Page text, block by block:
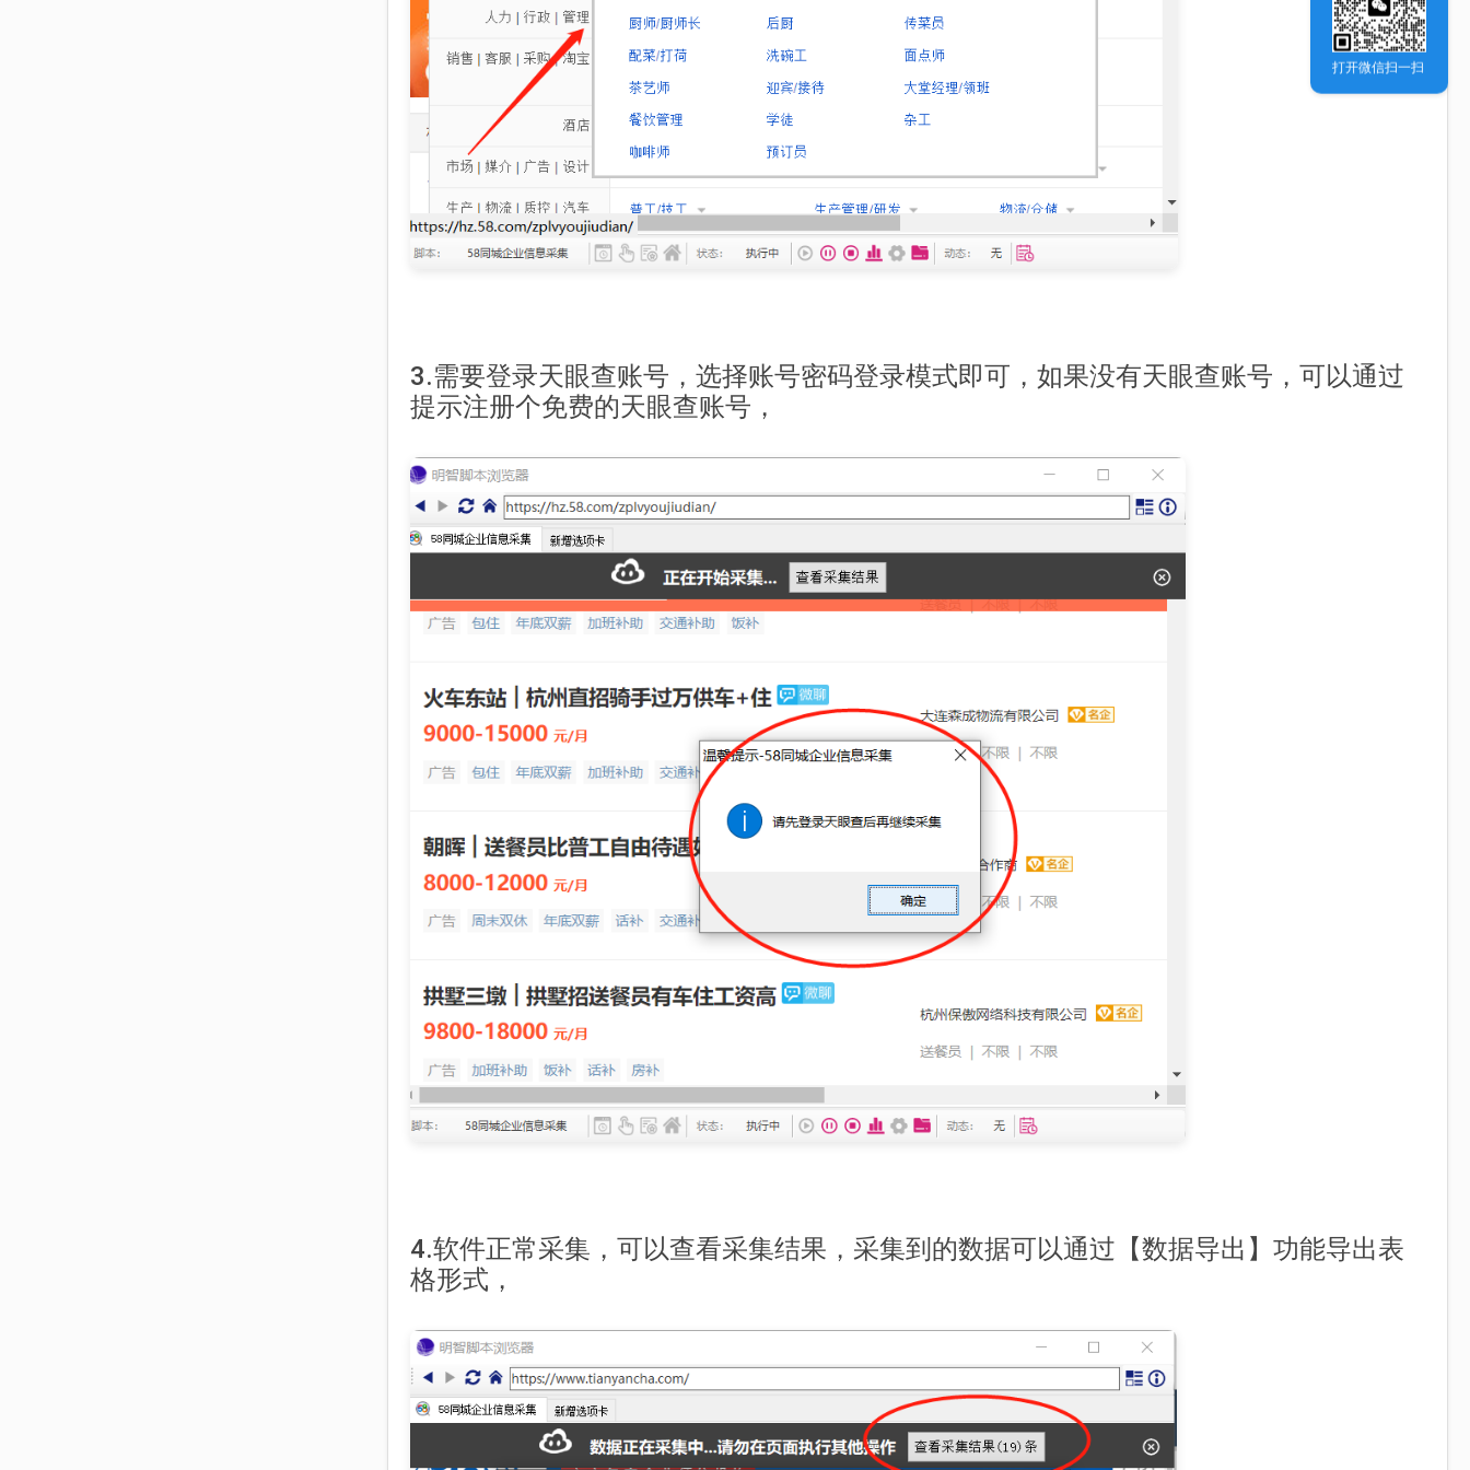
3.需要登录天眼查账号，选择账号密码登录模式即可，如果没有天眼查账号，可以通过
提示注册个免费的天眼查账号，
4.软件正常采集，可以查看采集结果，采集到的数据可以通过【数据导出】功能导出表
格形式，
打开微信扫一扫